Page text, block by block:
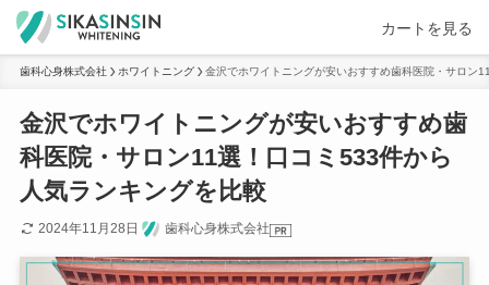
カートを見る
歯科心身株式会社 ホワイトニング 金沢でホワイトニングが安いおすすめ歯科医院・サロン
金沢でホワイトニングが安いおすすめ歯
科医院・サロン11選！口コミ533件から
人気ランキングを比較
2024年11月28日 歯科心身株式会社